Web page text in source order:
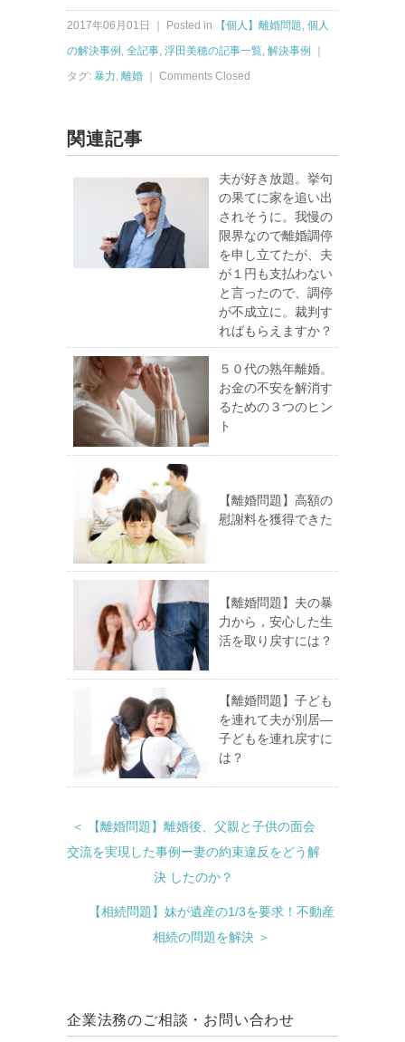
2017年06月01日 ｜ Posted in 【個人】離婚問題, 個人
の解決事例 , 全記事, 浮田美穂の記事一覧, 解決事例
タグ: 暴力, 離婚 Comments Closed
関連記事
夫が好き放題。挙句
の果てに家を追い出
されそうに。我慢の
限界なので離婚調停
を申し立てたが、夫
が１円も支払わない
と言ったので、調停
が不成立に。裁判す
ればもらえますか？
５０代の熟年離婚。
お金の不安を解消す
るための３つのヒン
ト
【離婚問題】高額の
慰謝料を獲得できた
【離婚問題】夫の暴
力から，安心した生
活を取り戻すには？
【離婚問題】子ども
を連れて夫が別居―
子どもを連れ戻すに
は？
＜ 【離婚問題】離婚後、父親と子供の面会
交流を実現した事例ー妻の約束違反をどう解
決 したのか？
【相続問題】妹が遺産の1/3を要求！不動産
相続の問題を解決 ＞
企業法務のご相談・お問い合わせ